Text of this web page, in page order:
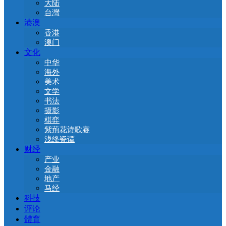
大陆
台灣
港澳
香港
澳门
文化
中华
海外
美术
文学
书法
摄影
棋弈
紫荊花诗歌赛
浅绛瓷谭
财经
产业
金融
地产
马经
科技
评论
體育